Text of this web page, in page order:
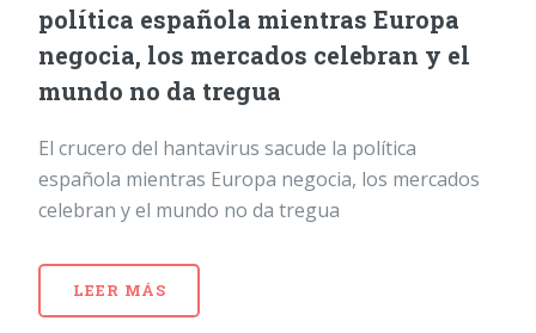
política española mientras Europa
negocia, los mercados celebran y el
mundo no da tregua
El crucero del hantavirus sacude la política
española mientras Europa negocia, los mercados
celebran y el mundo no da tregua
LEER MÁS